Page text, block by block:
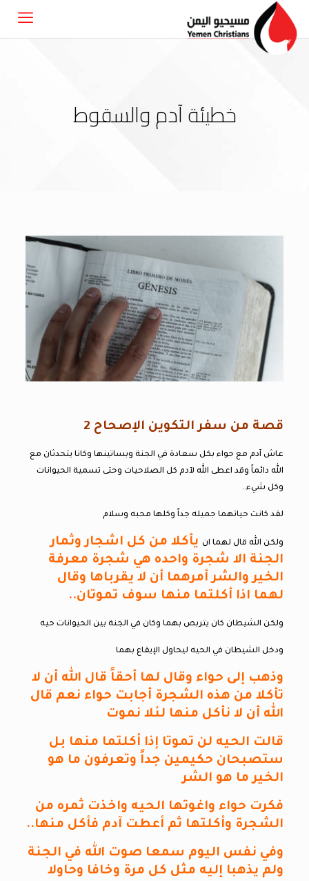
خطيئة آدم والسقوط
قصة من سفر التكوين الإصحاح 2
عاش آدم مع حواء بكل سعادة في الجنة وبساتينها وكانا يتحدثان مع
الله دائماً وقد اعطى الله لآدم كل الصلاحيات وحتى تسمية الحيوانات
وكل شيء..
لقد كانت حياتهما جميله جداً وكلها محبه وسلام
ولكن الله قال لهما ان يأكلا من كل اشجار وثمار
الجنة الا شجرة واحده هي شجرة معرفة
الخير والشر أمرهما أن لا يقرباها وقال
لهما اذا أكلتما منها سوف تموتان..
ولكن الشيطان كان يتربص بهما وكان في الجنة بين الحيوانات حيه
ودخل الشيطان في الحيه ليحاول الإيقاع بهما
وذهب إلى حواء وقال لها أحقاً قال الله أن لا
تأكلا من هذه الشجرة أجابت حواء نعم قال
الله أن لا نأكل منها لئلا نموت
قالت الحيه لن تموتا إذا أكلتما منها بل
ستصبحان حكيمين جداً وتعرفون ما هو
الخير ما هو الشر
فكرت حواء واغوتها الحيه واخذت ثمره من
الشجرة وأكلتها ثم أعطت آدم فأكل منها..
وفي نفس اليوم سمعا صوت الله في الجنة
ولم يذهبا إليه مثل كل مرة وخافا وحاولا